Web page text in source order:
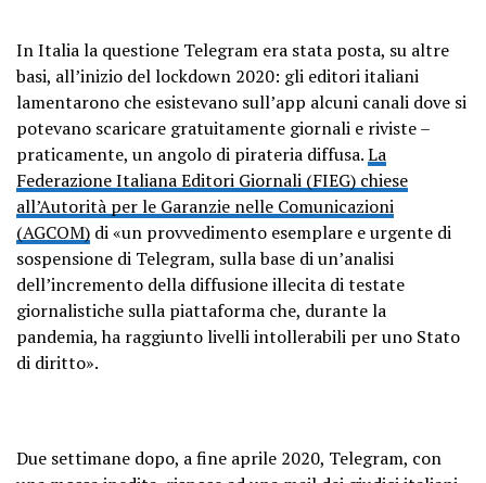
In Italia la questione Telegram era stata posta, su altre
basi, all’inizio del lockdown 2020: gli editori italiani
lamentarono che esistevano sull’app alcuni canali dove si
potevano scaricare gratuitamente giornali e riviste –
praticamente, un angolo di pirateria diffusa.La
Federazione Italiana Editori Giornali (FIEG) chiese
all’Autorità per le Garanzie nelle Comunicazioni
(AGCOM) di «un provvedimento esemplare e urgente di
sospensione di Telegram, sulla base di un’analisi
dell’incremento della diffusione illecita di testate
giornalistiche sulla piattaforma che, durante la
pandemia, ha raggiunto livelli intollerabili per uno Stato
di diritto».
Due settimane dopo, a fine aprile 2020, Telegram, con